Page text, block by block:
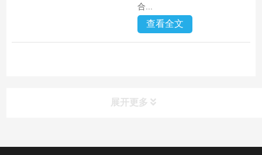
合...
查看全文
展开更多
产品中心